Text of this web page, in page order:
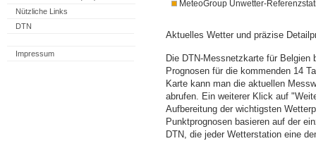
Nützliche Links
DTN
Impressum
MeteoGroup Unwetter-
Aktuelles Wetter und präzise
Die DTN-Messnetzkarte für Belgien
Prognosen für die kommenden 14
Karte kann man die aktuellen
abrufen. Ein weiterer Klick auf
Aufbereitung der wichtigsten
Punktprognosen basieren auf der
DTN, die jeder Wetterstation eine